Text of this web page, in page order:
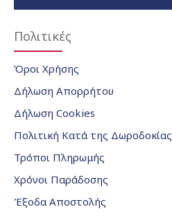
Πολιτικές
Όροι Χρήσης
Δήλωση Απορρήτου
Δήλωση Cookies
Πολιτική Κατά της Δωροδοκίας
Τρόποι Πληρωμής
Χρόνοι Παράδοσης
Έξοδα Αποστολής